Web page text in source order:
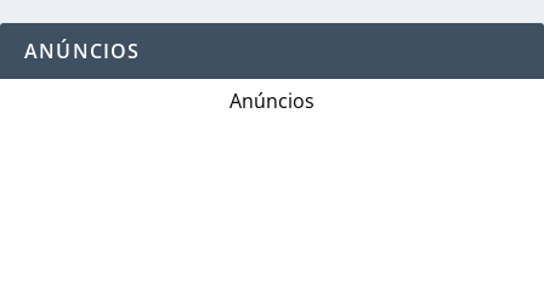
ANÚNCIOS
Anúncios